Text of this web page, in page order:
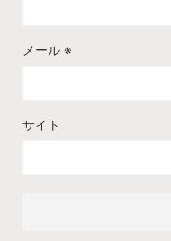
メール ※
サイト